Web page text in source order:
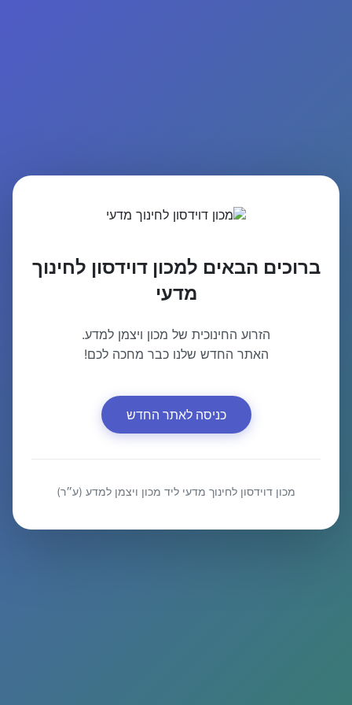
ברוכים הבאים למכון דוידסון לחינוך
מדעי
הזרוע החינוכית של מכון ויצמן למדע.
האתר החדש שלנו כבר מחכה לכם!
כניסה לאתר החדש
מכון דוידסון לחינוך מדעי ליד מכון ויצמן למדע (ע״ר)